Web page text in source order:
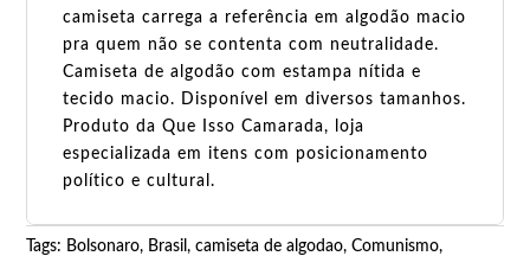
camiseta carrega a referência em algodão macio
pra quem não se contenta com neutralidade.
Camiseta de algodão com estampa nítida e
tecido macio. Disponível em diversos tamanhos.
Produto da Que Isso Camarada, loja
especializada em itens com posicionamento
político e cultural.
Tags: Bolsonaro, Brasil,camiseta de algodao,Comunismo,